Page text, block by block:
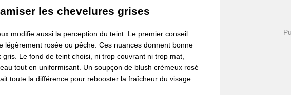
les chevelures grises
modifie aussi la perception du teint. Le premier conseil :
légèrement rosée ou pêche. Ces nuances donnent bonne
Le fond de teint choisi, ni trop couvrant ni trop mat,
tout en uniformisant. Un soupçon de blush crémeux rosé
toute la différence pour rebooster la fraîcheur du visage